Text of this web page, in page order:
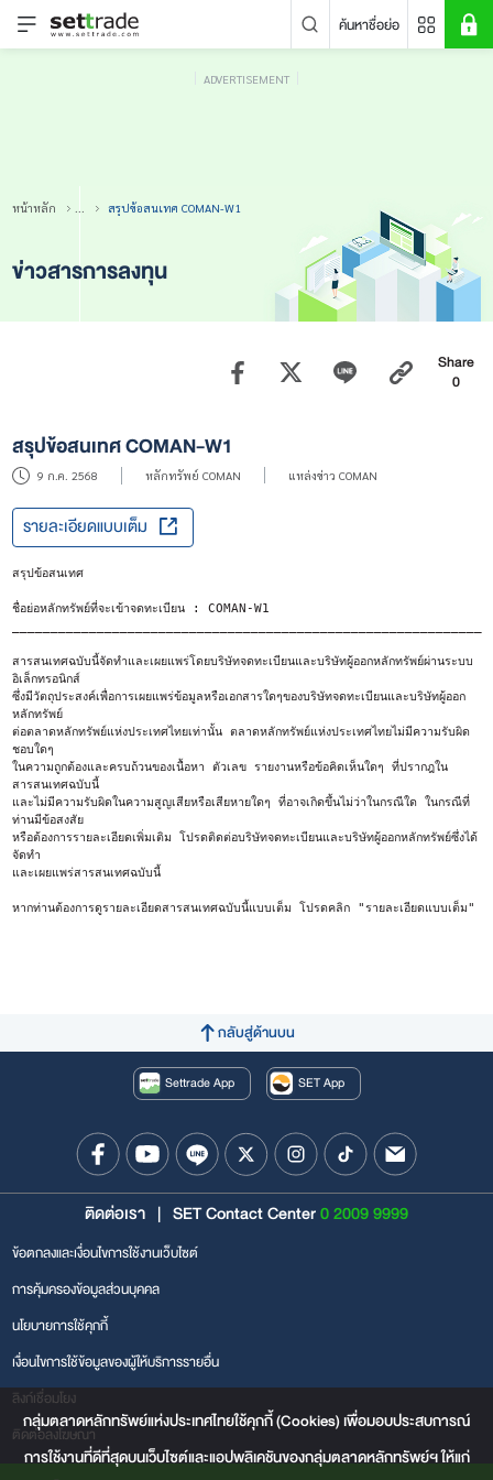
ค้นหาชื่อย่อ
ไม่พบข่าวล่าสุด
ADVERTISEMENT
หน้าหลัก สรุปข้อสนเทศ COMAN-W1
ข่าวสารการลงทุน
Share
0
สรุปข้อสนเทศ COMAN-W1
9 ก.ค. 2568 หลักทรัพย์ COMAN แหล่งข่าว COMAN
รายละเอียดแบบเต็ม
สรุปข้อสนเทศ
ชื่อย่อหลักทรัพย์ที่จะเข้าจดทะเบียน : COMAN-W1
สารสนเทศฉบับนี้จัดทำและเผยแพร่โดยบริษัทจดทะเบียนและบริษัทผู้ออกหลักทรัพย์ผ่านระบบ
อิเล็กทรอนิกส์
ซึ่งมีวัตถุประสงค์เพื่อการเผยแพร่ข้อมูลหรือเอกสารใดๆของบริษัทจดทะเบียนและบริษัทผู้ออก
หลักทรัพย์
ต่อตลาดหลักทรัพย์แห่งประเทศไทยเท่านั้น ตลาดหลักทรัพย์แห่งประเทศไทยไม่มีความรับผิด
ชอบใดๆ
ในความถูกต้องและครบถ้วนของเนื้อหา ตัวเลข รายงานหรือข้อคิดเห็นใดๆ ที่ปรากฎใน
สารสนเทศฉบับนี้
และไม่มีความรับผิดในความสูญเสียหรือเสียหายใดๆ ที่อาจเกิดขึ้นไม่ว่าในกรณีใด ในกรณีที่
ท่านมีข้อสงสัย
หรือต้องการรายละเอียดเพิ่มเติม โปรดติดต่อบริษัทจดทะเบียนและบริษัทผู้ออกหลักทรัพย์ซึ่งได้
จัดทำ
และเผยแพร่สารสนเทศฉบับนี้
กลับสู่ด้านบน
Settrade App SET App
ติดต่อเรา | SET Contact Center0 2009 9999
ข้อตกลงและเงื่อนไขการใช้งานเว็บไซต์
การคุ้มครองข้อมูลส่วนบุคคล
นโยบายการใช้คุกกี้
เงื่อนไขการใช้ข้อมูลของผู้ให้บริการรายอื่น
ลิงก์เชื่อมโยง
ติดต่อลงโฆษณา
กลุ่มตลาดหลักทรัพย์แห่งประเทศไทยใช้คุกกี้ (Cookies) เพื่อมอบประสบการณ์
การใช้งานที่ดีที่สุดบนเว็บไซต์และแอปพลิเคชันของกลุ่มตลาดหลักทรัพย์ฯ ให้แก่